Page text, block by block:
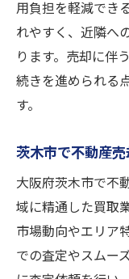
用負担を軽減でき
れやすく、近隣へ
ります。売却に伴
続きを進められる
す。
茨木市で不動産
大阪府茨木市で不
域に精通した買取
市場動向やエリア
での査定やスムー